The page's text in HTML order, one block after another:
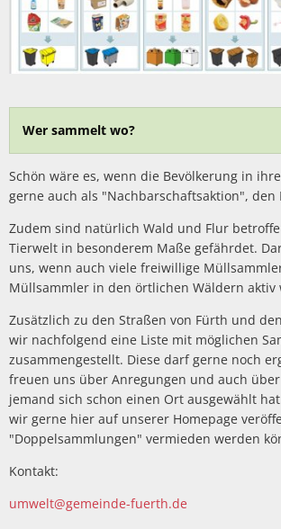
Wer sammelt wo?
Schön wäre es, wenn die Bevölkerung in
gerne auch als "Nachbarschaftsaktion",
Zudem sind natürlich Wald und Flur
Tierwelt in besonderem Maße gefährdet.
uns, wenn auch viele freiwillige
Müllsammler in den örtlichen Wäldern aktiv
Zusätzlich zu den Straßen von Fürth und
wir nachfolgend eine Liste mit möglichen
zusammengestellt. Diese darf gerne noch
freuen uns über Anregungen und auch
jemand sich schon einen Ort ausgewählt
wir gerne hier auf unserer Homepage
"Doppelsammlungen" vermieden werden
Kontakt:
umwelt@gemeinde-fuerth.de